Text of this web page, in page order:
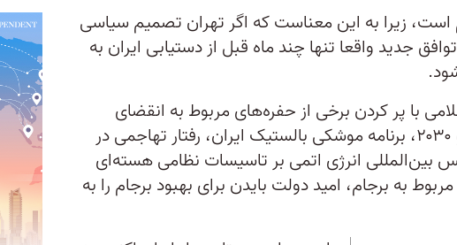
است، زیرا به این معناست که اگر تهران تصمیم سیاسی
جدید واقعا تنها چند ماه قبل از دستیابی ایران به
با پر کردن برخی از حفره‌های مربوط به انقضای
برجام در سال‌های ۲۰۲۵ و ۲۰۳۰، برنامه موشکی بالستیک ایران، رفتار تهاجمی در
بین‌المللی انرژی اتمی بر تاسیسات نظامی هسته‌ای
به برجام، امید دولت بایدن برای بهبود برجام را به